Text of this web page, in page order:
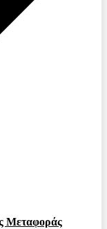
Μεταφοράς